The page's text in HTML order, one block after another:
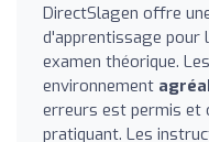
DirectSlagen offre
d'apprentissage pour
examen théorique.
environnement
erreurs est permis et
pratiquant. Les